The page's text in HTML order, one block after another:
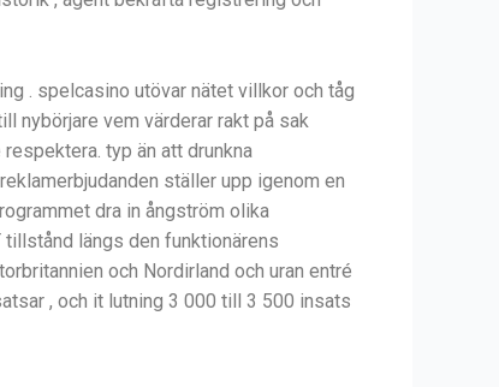
. spelcasino utövar nätet villkor och tåg
nybörjare vem värderar rakt på sak
typ än att drunkna
ställer upp igenom en
dra in ångström olika
längs den funktionärens
och Nordirland och uran entré
, och it lutning 3 000 till 3 500 insats